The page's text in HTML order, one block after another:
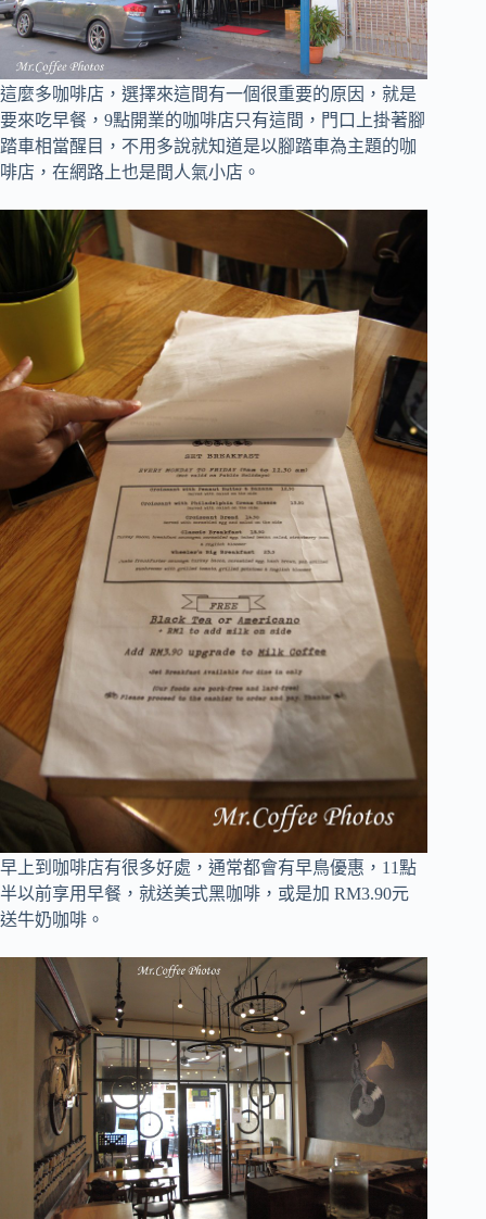
這麼多咖啡店，選擇來這間有一個很重要的原因，就是
要來吃早餐，9點開業的咖啡店只有這間，門口上掛著腳
踏車相當醒目，不用多說就知道是以腳踏車為主題的咖
啡店，在網路上也是間人氣小店。
早上到咖啡店有很多好處，通常都會有早鳥優惠，11點
半以前享用早餐，就送美式黑咖啡，或是加 RM3.90元
送牛奶咖啡。